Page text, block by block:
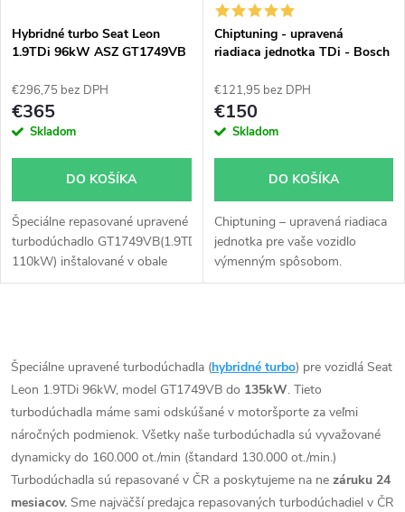
e
p
r
d
u
t
o
v
s
p
r
o
d
u
k
o
v
Hybridné turbo Seat Leon
1.9TDi 96kW ASZ GT1749VB
€296,75 bez DPH
€365
Skladom
DO KOŠÍKA
Špeciálne repasované upravené
turbodúchadlo GT1749VB(1.9TDi
110kW) inštalované v obale
GT1749VA. Vhodné najmä k
Chiptuning - upravená
riadiaca jednotka TDi - Bosch
€121,95 bez DPH
€150
Skladom
DO KOŠÍKA
Chiptuning – upravená riadiaca
jednotka pre vaše vozidlo
výmenným spôsobom.
v
l
á
d
Špeciálne upravené turbodúchadla (hybridné turbo) pre vozidlá Seat
Leon 1.9TDi 96kW, model GT1749VB do 135kW. Tieto
turbodúchadla máme sami odskúšané v motoršporte za veľmi
náročných podmienok. Všetky naše turbodúchadla sú vyvažované
dynamicky do 160.000 ot./min (štandard 130.000 ot./min.)
Turbodúchadla sú repasované v ČR a poskytujeme na ne záruku 24
mesiacov. Sme najväčší predajca repasovaných turbodúchadiel v ČR